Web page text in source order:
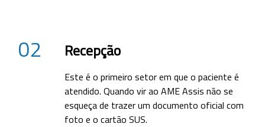
02 Recepção
Este é o primeiro setor em que o paciente é
atendido. Quando vir ao AME Assis não se
esqueça de trazer um documento oficial com
foto e o cartão SUS.